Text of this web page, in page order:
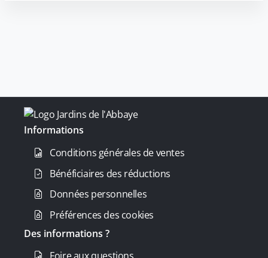
Informations
Conditions générales de ventes
Bénéficiaires des réductions
Données personnelles
Préférences des cookies
Des informations ?